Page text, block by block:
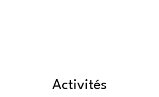
Activités